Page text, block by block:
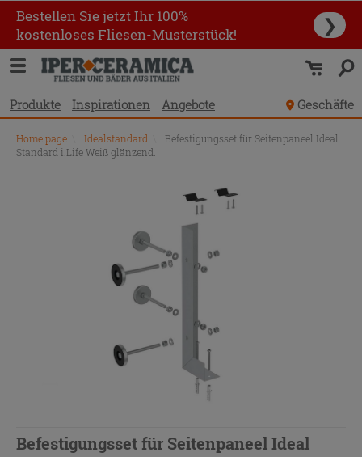
Bestellen Sie jetzt Ihr 100%
kostenloses Fliesen-Musterstück!
❯
Produkte Inspirationen Angebote Geschäfte
Home page Idealstandard
Befestigungsset für Seitenpaneel Ideal
Standard i.Life Weiß glänzend.
Befestigungsset für Seitenpaneel Ideal